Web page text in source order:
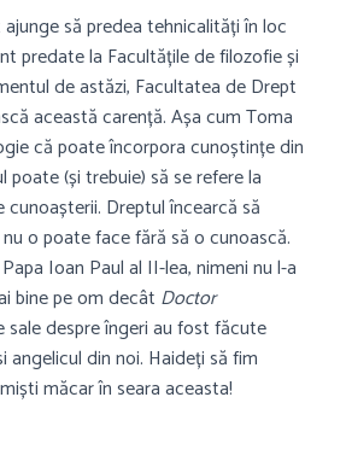
să predea tehnicalități în loc
predate la Facultățile de filozofie și
de astăzi, Facultatea de Drept
această carență. Așa cum Toma
că poate încorpora cunoștințe din
(și trebuie) să se refere la
Dreptul încearcă să
o poate face fără să o cunoască.
Ioan Paul al II-lea, nimeni nu l-a
bine pe om decât Doctor
sale despre îngeri au fost făcute
din noi. Haideți să fim
măcar în seara aceasta!